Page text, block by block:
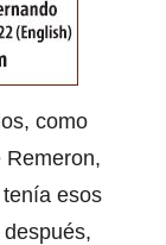
como
Remeron,
esos